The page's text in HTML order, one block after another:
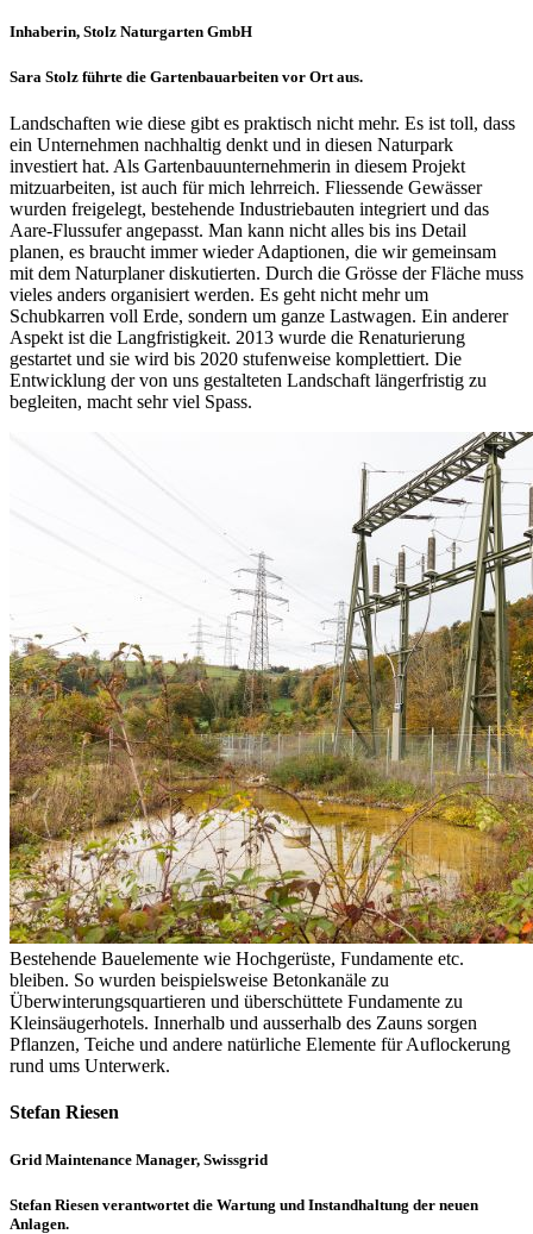
Inhaberin, Stolz Naturgarten GmbH
Sara Stolz führte die Gartenbauarbeiten vor Ort aus.
Landschaften wie diese gibt es praktisch nicht mehr. Es ist toll, dass
ein Unternehmen nachhaltig denkt und in diesen Naturpark
investiert hat. Als Gartenbauunternehmerin in diesem Projekt
mitzuarbeiten, ist auch für mich lehrreich. Fliessende Gewässer
wurden freigelegt, bestehende Industriebauten integriert und das
Aare-Flussufer angepasst. Man kann nicht alles bis ins Detail
planen, es braucht immer wieder Adaptionen, die wir gemeinsam
mit dem Naturplaner diskutierten. Durch die Grösse der Fläche muss
vieles anders organisiert werden. Es geht nicht mehr um
Schubkarren voll Erde, sondern um ganze Lastwagen. Ein anderer
Aspekt ist die Langfristigkeit. 2013 wurde die Renaturierung
gestartet und sie wird bis 2020 stufenweise komplettiert. Die
Entwicklung der von uns gestalteten Landschaft längerfristig zu
begleiten, macht sehr viel Spass.
Bestehende Bauelemente wie Hochgerüste, Fundamente etc.
bleiben. So wurden beispielsweise Betonkanäle zu
Überwinterungsquartieren und überschüttete Fundamente zu
Kleinsäugerhotels. Innerhalb und ausserhalb des Zauns sorgen
Pflanzen, Teiche und andere natürliche Elemente für Auflockerung
rund ums Unterwerk.
Stefan Riesen
Grid Maintenance Manager, Swissgrid
Stefan Riesen verantwortet die Wartung und Instandhaltung der neuen
Anlagen.